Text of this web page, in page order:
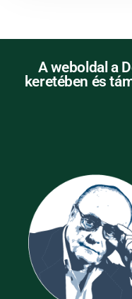
A weboldal a
keretében és